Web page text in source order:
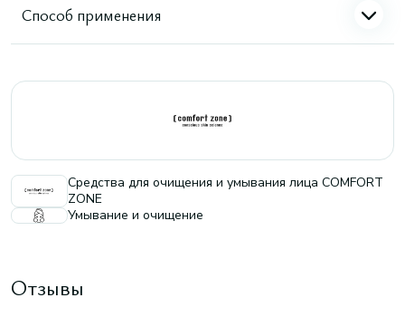
Способ применения
Средства для очищения и умывания лица COMFORT
ZONE
Умывание и очищение
Отзывы